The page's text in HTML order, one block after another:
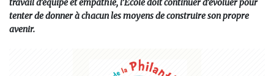
travail d’équipe et empathie, l’Ecole doit continuer d’évoluer pour
tenter de donner à chacun les moyens de construire son propre
avenir.